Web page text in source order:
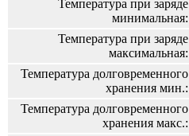
Температура при заряде
минимальная:
Температура при заряде
максимальная:
Температура долговременного
хранения мин.:
Температура долговременного
хранения макс.: